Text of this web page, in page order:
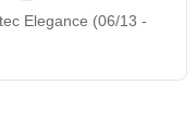
Elegance (06/13 -